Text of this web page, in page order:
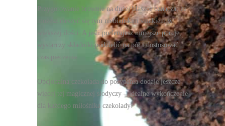
Przygotowanie brownie na dużej blaszce oznacza, że
możesz cieszyć się tym niebiańskim smakiem w
większej ilości. A jeśli preferujesz mniejsze porcje,
wystarczy składniki podzielić na pół i dostosować
czas pieczenia.
Opcjonalna czekolada do posypania dodaje jeszcze
więcej tej magicznej słodyczy – idealne wykończenie
dla każdego miłośnika czekolady!